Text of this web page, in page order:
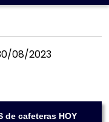
08/2023
de cafeteras HOY